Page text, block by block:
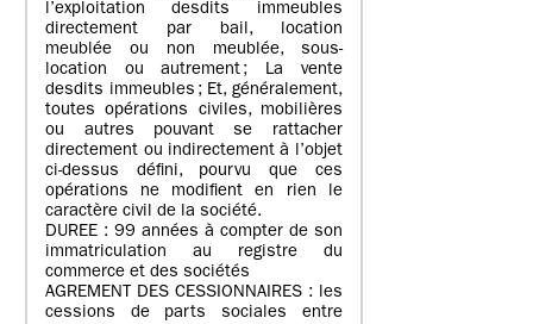
l’exploitation desdits immeubles
directement par bail, location
meublée ou non meublée, sous-
location ou autrement ; La vente
desdits immeubles ; Et, généralement,
toutes opérations civiles, mobilières
ou autres pouvant se rattacher
directement ou indirectement à l’objet
ci-dessus défini, pourvu que ces
opérations ne modifient en rien le
caractère civil de la société.
DUREE : 99 années à compter de son
immatriculation au registre du
commerce et des sociétés
AGREMENT DES CESSIONNAIRES : les
cessions de parts sociales entre